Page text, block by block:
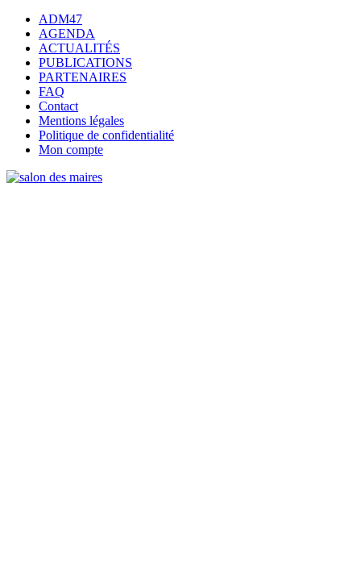
ADM47
AGENDA
ACTUALITÉS
PUBLICATIONS
PARTENAIRES
FAQ
Contact
Mentions légales
Politique de confidentialité
Mon compte